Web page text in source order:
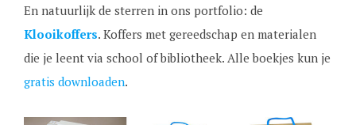
En natuurlijk de sterren in ons portfolio: de
Klooikoffers. Koffers met gereedschap en materialen
die je leent via school of bibliotheek. Alle boekjes kun je
gratis downloaden.